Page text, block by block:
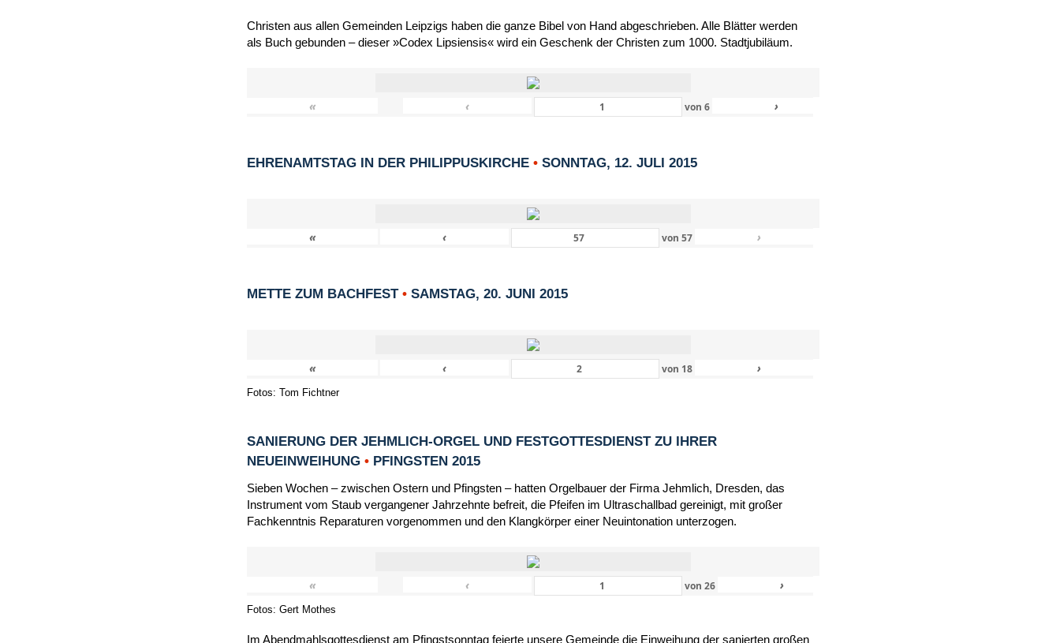
Christen aus allen Gemeinden Leipzigs haben die ganze Bibel von Hand abgeschrieben. Alle Blätter werden
als Buch gebunden – dieser »Codex Lipsiensis« wird ein Geschenk der Christen zum 1000. Stadtjubiläum.
« ‹ von 6 ›
EHRENAMTSTAG IN DER PHILIPPUSKIRCHE • SONNTAG, 12. JULI 2015
« ‹ von 57 ›
METTE ZUM BACHFEST • SAMSTAG, 20. JUNI 2015
« ‹ von 18 ›
Fotos: Tom Fichtner
SANIERUNG DER JEHMLICH-ORGEL UND FESTGOTTESDIENST ZU IHRER
NEUEINWEIHUNG • PFINGSTEN 2015
Sieben Wochen – zwischen Ostern und Pfingsten – hatten Orgelbauer der Firma Jehmlich, Dresden, das
Instrument vom Staub vergangener Jahrzehnte befreit, die Pfeifen im Ultraschallbad gereinigt, mit großer
Fachkenntnis Reparaturen vorgenommen und den Klangkörper einer Neuintonation unterzogen.
« ‹ von 26 ›
Fotos: Gert Mothes
Im Abendmahlsgottesdienst am Pfingstsonntag feierte unsere Gemeinde die Einweihung der sanierten großen